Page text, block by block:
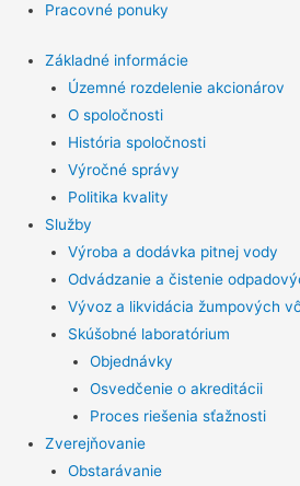
Pracovné ponuky
Základné informácie
Územné rozdelenie akcionárov
O spoločnosti
História spoločnosti
Výročné správy
Politika kvality
Služby
Výroba a dodávka pitnej vody
Odvádzanie a čistenie
Vývoz a likvidácia žumpových
Skúšobné laboratórium
Objednávky
Osvedčenie o akreditácii
Proces riešenia sťažnosti
Zverejňovanie
Obstarávanie